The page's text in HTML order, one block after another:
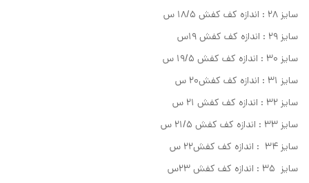
سایز ۲۸ : اندازه کف کفش ۱۸/۵ س
سایز ۲۹ : اندازه کف کفش ۱۹س
سایز ۳۰ : اندازه کف کفش ۱۹/۵ س
سایز ۳۱ : اندازه کف کفش۲۰ س
سایز ۳۲ : اندازه کف کفش ۲۱ س
سایز ۳۳ : اندازه کف کفش ۲۱/۵ س
سایز ۳۴ : اندازه کف کفش۲۲ س
سایز ۳۵ : اندازه کف کفش ۲۳س